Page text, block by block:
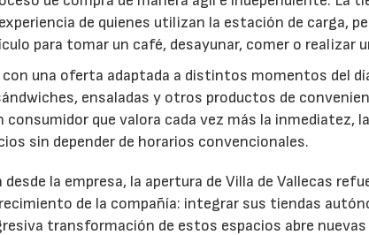
de quienes utilizan la estación de carga,
para tomar un café, desayunar, comer o realizar
una oferta adaptada a distintos momentos del
ensaladas y otros productos de
consumidor que valora cada vez más la inmediatez,
sin depender de horarios convencionales.
la empresa, la apertura de Villa de Vallecas
de la compañía: integrar sus tiendas
transformación de estos espacios abre